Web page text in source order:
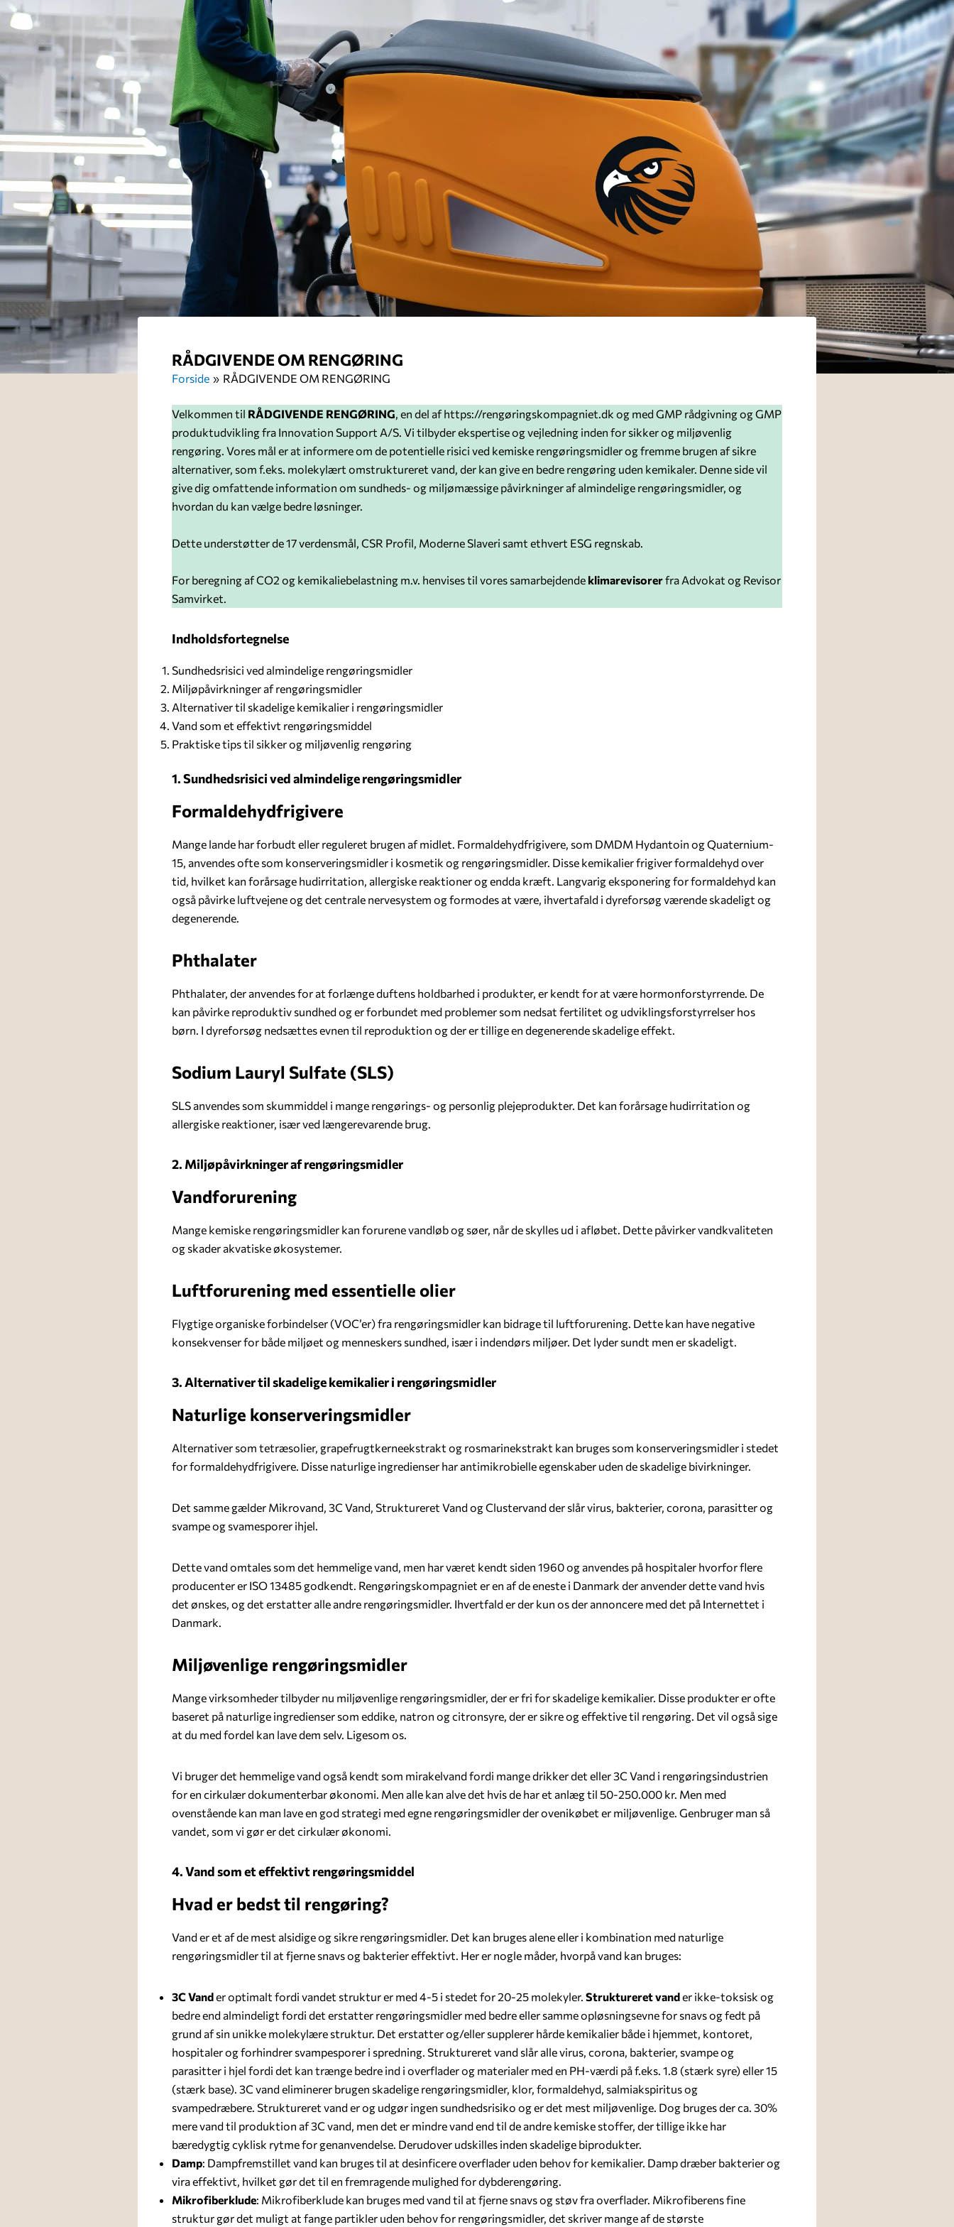
RÅDGIVENDE OM RENGØRING
Forside RÅDGIVENDE OM RENGØRING
Velkommen til RÅDGIVENDE RENGØRING, en del af https://rengøringskompagniet.dk og med GMP rådgivning og GMP
produktudvikling fra Innovation Support A/S. Vi tilbyder ekspertise og vejledning inden for sikker og miljøvenlig
rengøring. Vores mål er at informere om de potentielle risici ved kemiske rengøringsmidler og fremme brugen af sikre
alternativer, som f.eks. molekylært omstruktureret vand, der kan give en bedre rengøring uden kemikaler. Denne side vil
give dig omfattende information om sundheds- og miljømæssige påvirkninger af almindelige rengøringsmidler, og
hvordan du kan vælge bedre løsninger.
Dette understøtter de 17 verdensmål, CSR Profil, Moderne Slaveri samt ethvert ESG regnskab.
For beregning af CO2 og kemikaliebelastning m.v. henvises til vores samarbejdende klimarevisorerfra Advokat og Revisor
Samvirket.
Indholdsfortegnelse
Sundhedsrisici ved almindelige rengøringsmidler
Miljøpåvirkninger af rengøringsmidler
Alternativer til skadelige kemikalier i rengøringsmidler
Vand som et effektivt rengøringsmiddel
Praktiske tips til sikker og miljøvenlig rengøring
1. Sundhedsrisici ved almindelige rengøringsmidler
Formaldehydfrigivere
Mange lande har forbudt eller reguleret brugen af midlet. Formaldehydfrigivere, som DMDM Hydantoin og Quaternium-
15, anvendes ofte som konserveringsmidler i kosmetik og rengøringsmidler. Disse kemikalier frigiver formaldehyd over
tid, hvilket kan forårsage hudirritation, allergiske reaktioner og endda kræft. Langvarig eksponering for formaldehyd kan
også påvirke luftvejene og det centrale nervesystem og formodes at være, ihvertafald i dyreforsøg værende skadeligt og
degenerende.
Phthalater
Phthalater, der anvendes for at forlænge duftens holdbarhed i produkter, er kendt for at være hormonforstyrrende. De
kan påvirke reproduktiv sundhed og er forbundet med problemer som nedsat fertilitet og udviklingsforstyrrelser hos
børn. I dyreforsøg nedsættes evnen til reproduktion og der er tillige en degenerende skadelige effekt.
Sodium Lauryl Sulfate (SLS)
SLS anvendes som skummiddel i mange rengørings- og personlig plejeprodukter. Det kan forårsage hudirritation og
allergiske reaktioner, især ved længerevarende brug.
2. Miljøpåvirkninger af rengøringsmidler
Vandforurening
Mange kemiske rengøringsmidler kan forurene vandløb og søer, når de skylles ud i afløbet. Dette påvirker vandkvaliteten
og skader akvatiske økosystemer.
Luftforurening med essentielle olier
Flygtige organiske forbindelser (VOC’er) fra rengøringsmidler kan bidrage til luftforurening. Dette kan have negative
konsekvenser for både miljøet og menneskers sundhed, især i indendørs miljøer. Det lyder sundt men er skadeligt.
3. Alternativer til skadelige kemikalier i rengøringsmidler
Naturlige konserveringsmidler
Alternativer som tetræsolier, grapefrugtkerneekstrakt og rosmarinekstrakt kan bruges som konserveringsmidler i stedet
for formaldehydfrigivere. Disse naturlige ingredienser har antimikrobielle egenskaber uden de skadelige bivirkninger.
Det samme gælder Mikrovand, 3C Vand, Struktureret Vand og Clustervand der slår virus, bakterier, corona, parasitter og
svampe og svamesporer ihjel.
Dette vand omtales som det hemmelige vand, men har været kendt siden 1960 og anvendes på hospitaler hvorfor flere
producenter er ISO 13485 godkendt. Rengøringskompagniet er en af de eneste i Danmark der anvender dette vand hvis
det ønskes, og det erstatter alle andre rengøringsmidler. Ihvertfald er der kun os der annoncere med det på Internettet i
Danmark.
Miljøvenlige rengøringsmidler
Mange virksomheder tilbyder nu miljøvenlige rengøringsmidler, der er fri for skadelige kemikalier. Disse produkter er ofte
baseret på naturlige ingredienser som eddike, natron og citronsyre, der er sikre og effektive til rengøring. Det vil også sige
at du med fordel kan lave dem selv. Ligesom os.
Vi bruger det hemmelige vand også kendt som mirakelvand fordi mange drikker det eller 3C Vand i rengøringsindustrien
for en cirkulær dokumenterbar økonomi. Men alle kan alve det hvis de har et anlæg til 50-250.000 kr. Men med
ovenstående kan man lave en god strategi med egne rengøringsmidler der ovenikøbet er miljøvenlige. Genbruger man så
vandet, som vi gør er det cirkulær økonomi.
4. Vand som et effektivt rengøringsmiddel
Hvad er bedst til rengøring?
Vand er et af de mest alsidige og sikre rengøringsmidler. Det kan bruges alene eller i kombination med naturlige
rengøringsmidler til at fjerne snavs og bakterier effektivt. Her er nogle måder, hvorpå vand kan bruges:
3C Vander optimalt fordi vandet struktur er med 4-5 i stedet for 20-25 molekyler. Struktureret vander ikke-toksisk og
bedre end almindeligt fordi det erstatter rengøringsmidler med bedre eller samme opløsningsevne for snavs og fedt på
grund af sin unikke molekylære struktur. Det erstatter og/eller supplerer hårde kemikalier både i hjemmet, kontoret,
hospitaler og forhindrer svampesporer i spredning. Struktureret vand slår alle virus, corona, bakterier, svampe og
parasitter i hjel fordi det kan trænge bedre ind i overflader og materialer med en PH-værdi på f.eks. 1.8 (stærk syre) eller 15
(stærk base). 3C vand eliminerer brugen skadelige rengøringsmidler, klor, formaldehyd, salmiakspiritus og
svampedræbere. Struktureret vand er og udgør ingen sundhedsrisiko og er det mest miljøvenlige. Dog bruges der ca. 30%
mere vand til produktion af 3C vand, men det er mindre vand end til de andre kemiske stoffer, der tillige ikke har
bæredygtig cyklisk rytme for genanvendelse. Derudover udskilles inden skadelige biprodukter.
Damp: Dampfremstillet vand kan bruges til at desinficere overflader uden behov for kemikalier. Damp dræber bakterier og
vira effektivt, hvilket gør det til en fremragende mulighed for dybderengøring.
Mikrofiberklude: Mikrofiberklude kan bruges med vand til at fjerne snavs og støv fra overflader. Mikrofiberens fine
struktur gør det muligt at fange partikler uden behov for rengøringsmidler, det skriver mange af de største